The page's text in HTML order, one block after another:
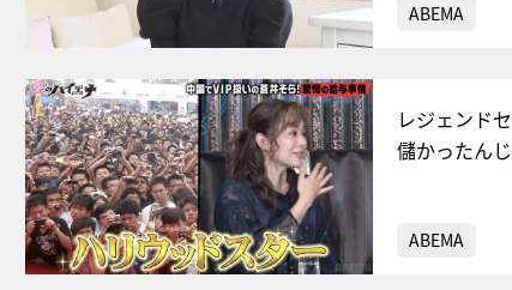
ABEMA
レジェンド
儲かったんじ
ABEMA